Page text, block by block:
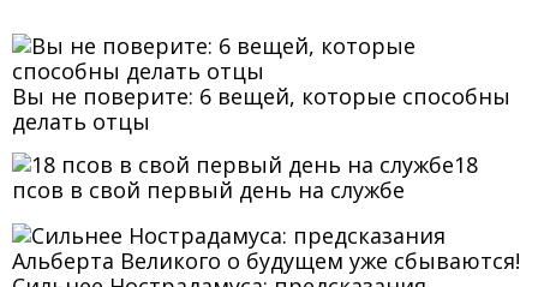
Вы не поверите: 6 вещей, которые способны
делать отцы
18
псов в свой первый день на службе